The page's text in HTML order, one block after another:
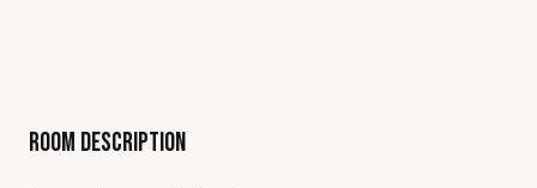
Room description